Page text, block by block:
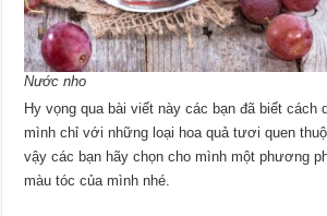
Nước nho
Hy vọng qua bài viết này các bạn đã biết cách
mình chỉ với những loại hoa quả tươi quen
vậy các bạn hãy chọn cho mình một phương
màu tóc của mình nhé.